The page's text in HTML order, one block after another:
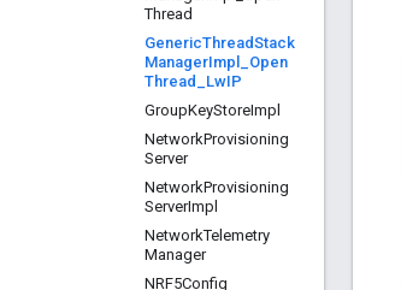
Thread
GenericThreadStack
ManagerImpl
Open
Thread
LwIP
GroupKeyStoreImpl
NetworkProvisioning
Server
NetworkProvisioning
ServerImpl
NetworkTelemetry
Manager
NRF5Config